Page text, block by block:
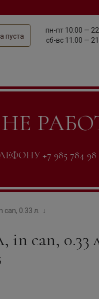
пуста
пн-пт 10:00 —
сб-вс 11:00 —
+7 985 784 98
0.33 л.
can, 0.33